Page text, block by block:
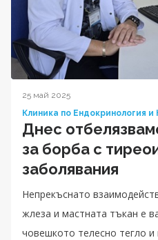
25 май 2025
Клиника по Ендокринология
Днес
за борба с
заболявания
Непрекъснато
жлеза и мастната тъкан е
човешкото телесно тегло